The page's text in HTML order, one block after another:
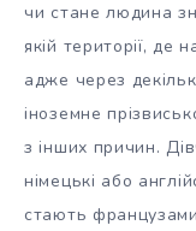
чи стане людина
якій території,
адже через
іноземне
з інших причин.
німецькі або
стають